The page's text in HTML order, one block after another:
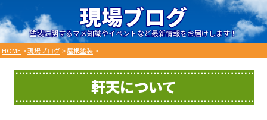
現場ブログ
塗装に関するマメ知識やイベントなど最新情報をお届けします！
HOME>現場ブログ>屋根塗装>
軒天について